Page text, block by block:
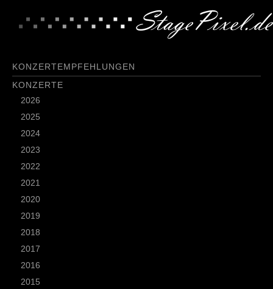
KONZERTEMPFEHLUNGEN
KONZERTE
2026
2025
2024
2023
2022
2021
2020
2019
2018
2017
2016
2015